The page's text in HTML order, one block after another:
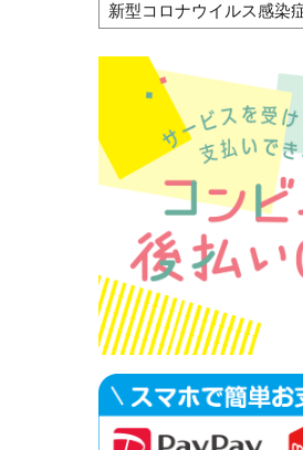
新型コロナウイルス感染